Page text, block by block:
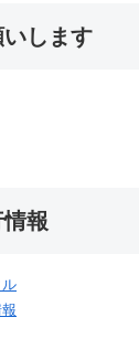
します
報